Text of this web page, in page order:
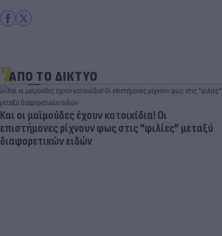
ΑΠΟ ΤΟ ΔΙΚΤΥΟ
Και οι μαϊμούδες έχουν κατοικίδια! Οι
επιστήμονες ρίχνουν φως στις "φιλίες" μεταξύ
διαφορετικών ειδών